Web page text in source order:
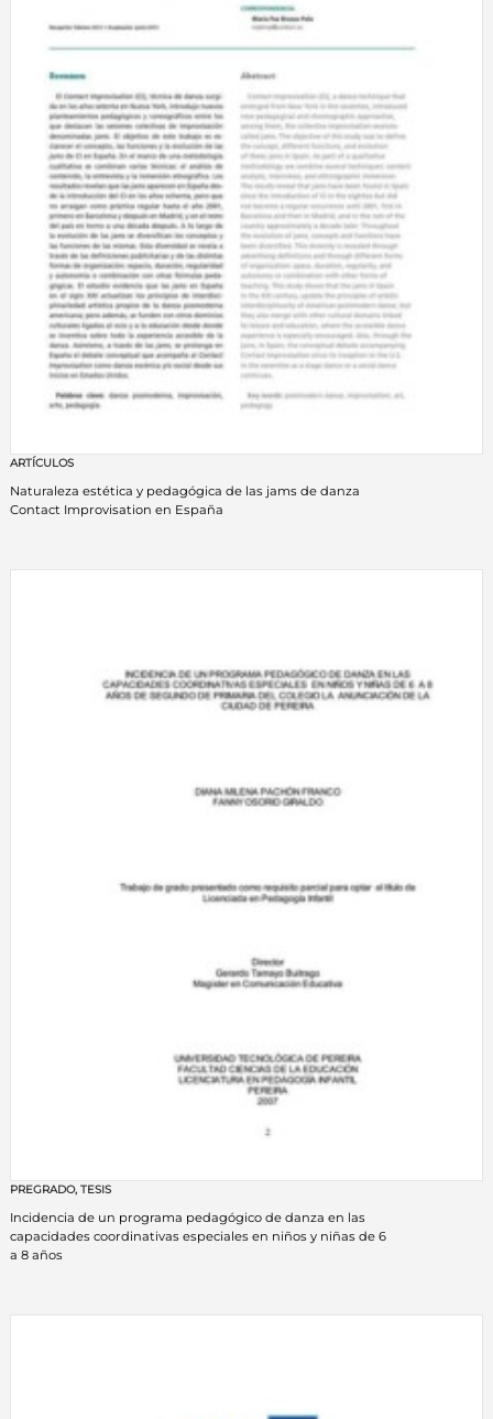
ARTÍCULOS
Naturaleza estética y pedagógica de las jams de danza
Contact Improvisation en España
PREGRADO, TESIS
Incidencia de un programa pedagógico de danza en las
capacidades coordinativas especiales en niños y niñas de 6
a 8 años